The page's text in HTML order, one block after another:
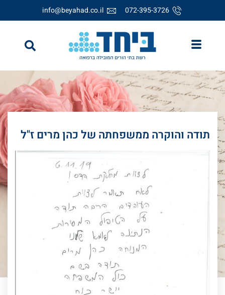
072-395-3726
info@beyahad.co.il
תודה והוקרה ממשפחתה של כהן מרים ז"ל